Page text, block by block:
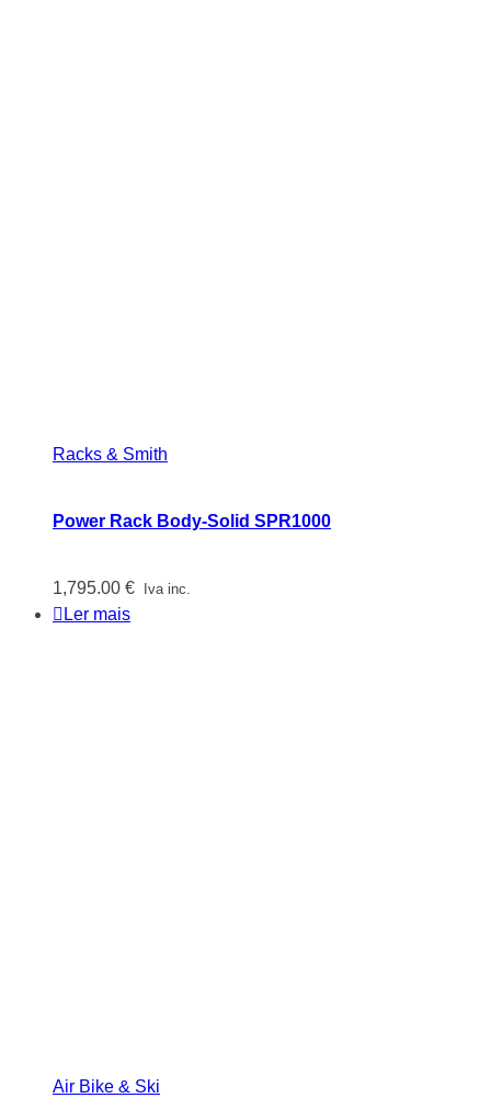
Racks & Smith
Power Rack Body-Solid SPR1000
1,795.00 € Iva inc.
Ler mais
Air Bike & Ski